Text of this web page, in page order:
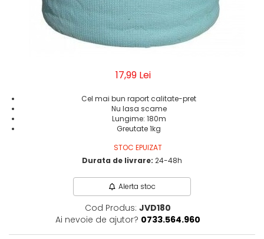
Intretinere masina de spalat
Insecticide si Capcane
17,99 Lei
Cel mai bun raport calitate-pret
Nu lasa scame
Lungime: 180m
Greutate 1kg
STOC EPUIZAT
Durata de livrare: 24-48h
Alerta stoc
Cod Produs: JVD180
Ai nevoie de ajutor? 0733.564.960